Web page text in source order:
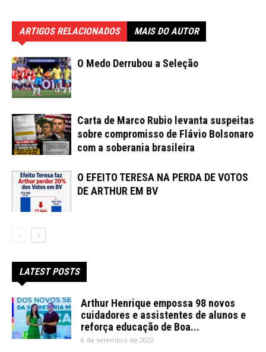
ARTIGOS RELACIONADOS MAIS DO AUTOR
O Medo Derrubou a Seleção
Carta de Marco Rubio levanta suspeitas
sobre compromisso de Flávio Bolsonaro
com a soberania brasileira
O EFEITO TERESA NA PERDA DE VOTOS
DE ARTHUR EM BV
LATEST POSTS
Arthur Henrique empossa 98 novos
cuidadores e assistentes de alunos e
reforça educação de Boa...
8 de setembro de 2022